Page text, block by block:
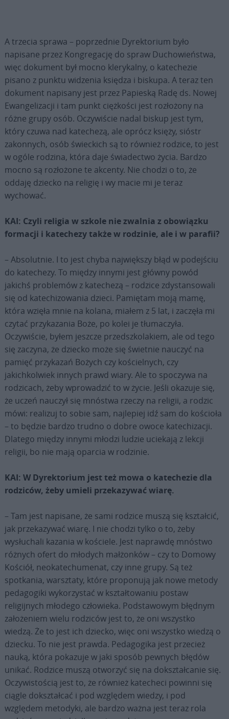
A trzecia sprawa – poprzednie Dyrektorium było
napisane przez Kongregację do spraw Duchowieństwa,
więc dokument był mocno klerykalny, o katechezie
pisano z punktu widzenia księdza i biskupa. A teraz ten
dokument napisany jest przez Papieską Radę ds. Nowej
Ewangelizacji i tam punkt ciężkości jest rozłożony na
różne grupy osób. Oczywiście nadal biskup jest tym,
który czuwa nad katechezą, ale oprócz księży, sióstr
zakonnych, osób świeckich są to również rodzice, to jest
w ogóle rodzina, która daje świadectwo życia. Bardzo
mocno są rozłożone te akcenty. Nie chodzi o to, że
oddaję dziecko na religię i wy macie mi je teraz
wychować.
KAI: Czyli religia w szkole nie zwalnia z obowiązku
formacji i katechezy także w rodzinie, ale i w parafii?
– Absolutnie. I to jest chyba największy błąd w podejściu
do katechezy. To między innymi jest główny powód
jakichś problemów z katechezą – rodzice zdystansowali
się od katechizowania dzieci. Pamiętam moją mamę,
która wzięła mnie na kolana, miałem z 5 lat, i zaczęła mi
czytać przykazania Boże, po kolei je tłumaczyła.
Oczywiście, byłem jeszcze przedszkolakiem, ale od tego
się zaczyna, że dziecko może się świetnie nauczyć na
pamięć przykazań Bożych czy kościelnych, czy
jakichkolwiek innych prawd wiary. Ale to spoczywa na
rodzicach, żeby wprowadzić to w życie. Jeśli okazuje się,
że uczeń nauczył się mnóstwa rzeczy na religii, a rodzic
mówi: realizuj to sobie sam, najlepiej idź sam do kościoła
– to będzie bardzo trudno o dobre owoce katechizacji.
Dlatego między innymi młodzi ludzie uciekają z lekcji
religii, bo nie mają oparcia w rodzinie.
KAI: W Dyrektorium jest też mowa o katechezie dla
rodziców, żeby umieli przekazywać wiarę.
– Tam jest napisane, że sami rodzice muszą się kształcić,
jak przekazywać wiarę. I nie chodzi tylko o to, żeby
wysłuchali kazania w kościele. Jest naprawdę mnóstwo
różnych ofert do młodych małżonków – czy to Domowy
Kościół, neokatechumenat, czy inne grupy. Są też
spotkania, warsztaty, które proponują jak nowe metody
pedagogiki wykorzystać w kształtowaniu postaw
religijnych młodego człowieka. Podstawowym błędnym
założeniem wielu rodziców jest to, że oni wszystko
wiedzą. Że to jest ich dziecko, więc oni wszystko wiedzą o
dziecku. To nie jest prawda. Pedagogika jest przecież
nauką, która pokazuje w jaki sposób pewnych błędów
unikać. Rodzice muszą otworzyć się na dokształcanie się.
Oczywistością jest to, że również katecheci powinni się
ciągle dokształcać i pod względem wiedzy, i pod
względem metodyki, ale bardzo ważna jest teraz rola